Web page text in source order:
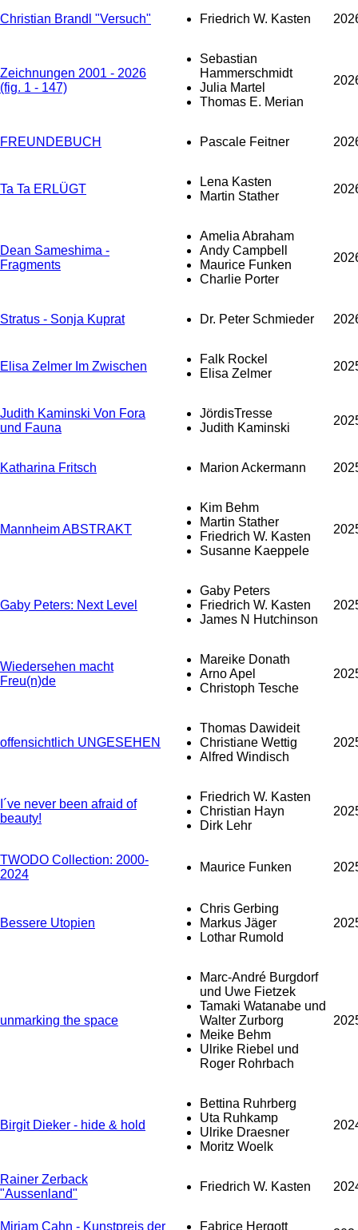
Christian Brandl "Versuch"
Friedrich W. Kasten
Zeichnungen 2001 - 2026
(fig. 1 - 147)
Sebastian
Hammerschmidt
Julia Martel
Thomas E. Merian
FREUNDEBUCH Pascale Feitner
Ta Ta ERLÜGT
Lena Kasten
Martin Stather
Dean Sameshima -
Fragments
Amelia Abraham
Andy Campbell
Maurice Funken
Charlie Porter
Stratus - Sonja Kuprat Dr. Peter Schmieder
Elisa Zelmer Im Zwischen
Falk Rockel
Elisa Zelmer
Judith Kaminski Von Fora
und Fauna
JördisTresse
Judith Kaminski
Katharina Fritsch Marion Ackermann
Mannheim ABSTRAKT
Kim Behm
Martin Stather
Friedrich W. Kasten
Susanne Kaeppele
Gaby Peters: Next Level
Gaby Peters
Friedrich W. Kasten
James N Hutchinson
Wiedersehen macht
Freu(n)de
Mareike Donath
Arno Apel
Christoph Tesche
offensichtlich UNGESEHEN
Thomas Dawideit
Christiane Wettig
Alfred Windisch
I´ve never been afraid of
beauty!
Friedrich W. Kasten
Christian Hayn
Dirk Lehr
TWODO Collection: 2000-
2024
Maurice Funken
Bessere Utopien
Chris Gerbing
Markus Jäger
Lothar Rumold
unmarking the space
Marc-André Burgdorf
und Uwe Fietzek
Tamaki Watanabe und
Walter Zurborg
Meike Behm
Ulrike Riebel und
Roger Rohrbach
Birgit Dieker - hide & hold
Bettina Ruhrberg
Uta Ruhkamp
Ulrike Draesner
Moritz Woelk
Rainer Zerback
"Aussenland"
Friedrich W. Kasten
Miriam Cahn - Kunstpreis der
Fabrice Hergott